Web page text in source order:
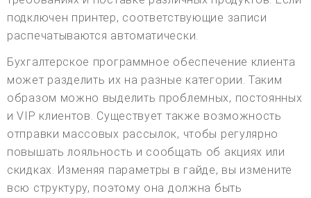
подключен принтер, соответствующие записи
распечатываются автоматически.
Бухгалтерское программное обеспечение клиента
может разделить их на разные категории. Таким
образом можно выделить проблемных, постоянных
и VIP клиентов. Существует также возможность
отправки массовых рассылок, чтобы регулярно
повышать лояльность и сообщать об акциях или
скидках. Изменяя параметры в гайде, вы измените
всю структуру, поэтому она должна быть